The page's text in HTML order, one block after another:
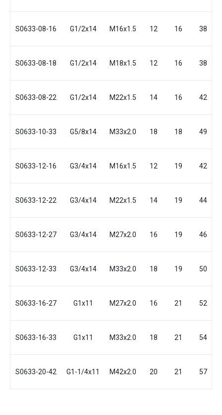
S0633-08-16 G1/2x14 M16x1.5 12 16 38
S0633-08-18 G1/2x14 M18x1.5 12 16 38
S0633-08-22 G1/2x14 M22x1.5 14 16 42
S0633-10-33 G5/8x14 M33x2.0 18 18 49
S0633-12-16 G3/4x14 M16x1.5 12 19 42
S0633-12-22 G3/4x14 M22x1.5 14 19 44
S0633-12-27 G3/4x14 M27x2.0 16 19 46
S0633-12-33 G3/4x14 M33x2.0 18 19 50
S0633-16-27 G1x11 M27x2.0 16 21 52
S0633-16-33 G1x11 M33x2.0 18 21 54
S0633-20-42 G1-1/4x11 M42x2.0 20 21 57